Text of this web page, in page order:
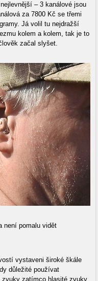
– 3 kanálové jsou
za 7800 Kč se třemi
Já volil tu nejdražší
kolem a kolem, tak je to
začal slyšet.
není pomalu vidět
vystaveni široké škále
důležité používat
zatímco hlasité zvuky